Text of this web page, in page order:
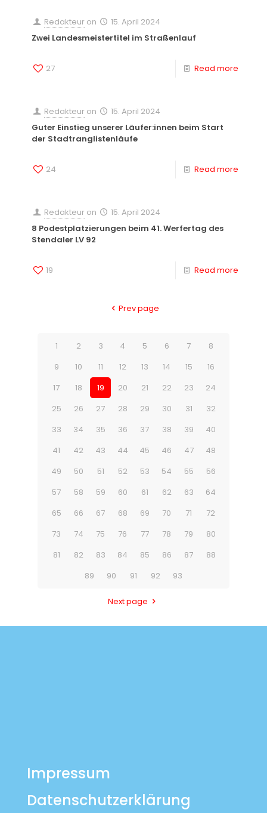
Redakteur on
15. April 2024
Zwei Landesmeistertitel im Straßenlauf
27 Read more
Redakteur on
15. April 2024
Guter Einstieg unserer Läufer:innen beim Start
der Stadtranglistenläufe
24 Read more
Redakteur on
15. April 2024
8 Podestplatzierungen beim 41. Werfertag des
Stendaler LV 92
19 Read more
Prev page
1 2 3 4 5 6 7
8
9
10 11 12 13 14 15
16
17
18 19 20 21 22 23
24
25
26 27 28 29 30 31
32
33
34 35 36 37 38 39
40
41
42 43 44 45 46 47
48
49
50 51 52 53 54 55
56
57
58 59 60 61 62 63
64
65
66 67 68 69 70 71
72
73
74 75 76 77 78 79
80
81
82 83 84 85 86 87
88
89
90 91 92 93
Next page
Impressum
Datenschutzerklärung